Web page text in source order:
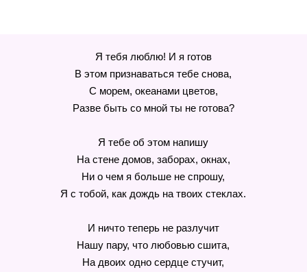
Я тебя люблю! И я готов
В этом признаваться тебе снова,
С морем, океанами цветов,
Разве быть со мной ты не готова?
Я тебе об этом напишу
На стене домов, заборах, окнах,
Ни о чем я больше не спрошу,
Я с тобой, как дождь на твоих стеклах.
И ничто теперь не разлучит
Нашу пару, что любовью сшита,
На двоих одно сердце стучит,